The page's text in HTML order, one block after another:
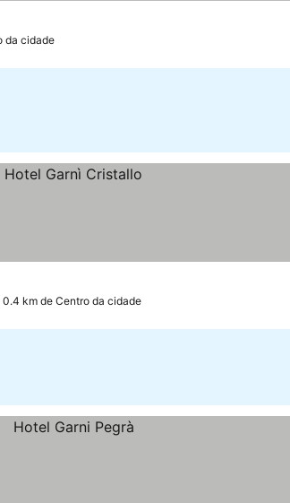
da cidade
0.4 km de Centro da cidade